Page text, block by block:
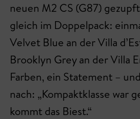
neuen M2 CS (G87)
gleich im Doppelpack:
Velvet Blue an der Villa
Brooklyn Grey an der Villa
Farben, ein Statement –
nach: „Kompaktklasse war
kommt das Biest.“